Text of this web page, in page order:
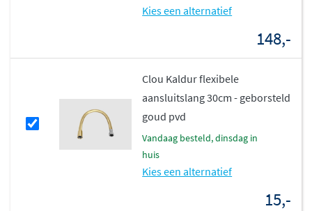
Kies een alternatief
148,-
Clou Kaldur flexibele
aansluitslang 30cm - geborsteld
goud pvd
vandaag besteld, dinsdag in
huis
Kies een alternatief
15,-